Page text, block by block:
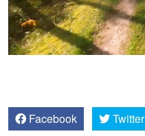
Facebook Twitter